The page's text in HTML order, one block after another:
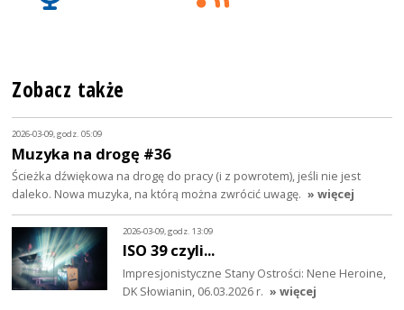
Zobacz także
2026-03-09, godz. 05:09
Muzyka na drogę #36
Ścieżka dźwiękowa na drogę do pracy (i z powrotem), jeśli nie jest
daleko. Nowa muzyka, na którą można zwrócić uwagę. » więcej
2026-03-09, godz. 13:09
ISO 39 czyli...
Impresjonistyczne Stany Ostrości: Nene Heroine,
DK Słowianin, 06.03.2026 r. » więcej